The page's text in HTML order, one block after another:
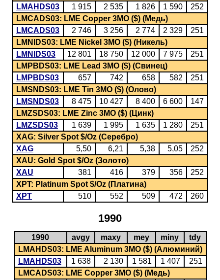
LMAHDS03
1 915 2 535 1 826 1 590
252
LMCADS03: LME Copper 3MO ($) (Медь)
LMCADS03
2 746 3 256 2 774 2 329
251
LMNIDS03: LME Nickel 3MO ($) (Никель)
LMNIDS03
12 801 18 750 12 000 7 975
251
LMPBDS03: LME Lead 3MO ($) (Свинец)
LMPBDS03
657 742 658 582
251
LMSNDS03: LME Tin 3MO ($) (Олово)
LMSNDS03
8 475 10 427 8 400 6 600
147
LMZSDS03: LME Zinc 3MO ($) (Цинк)
LMZSDS03
1 639 1 995 1 635 1 280
251
XAG: Silver Spot $/Oz (Серебро)
XAG
5,50 6,21 5,38 5,05
252
XAU: Gold Spot $/Oz (Золото)
XAU
381 416 379 356
252
XPT: Platinum Spot $/Oz (Платина)
XPT
510 552 509 472 260
1990
1990 avgy maxy mey miny
tdy
LMAHDS03: LME Aluminum 3MO ($) (Алюминий)
LMAHDS03
1 638 2 130 1 581 1 407
251
LMCADS03: LME Copper 3MO ($) (Медь)